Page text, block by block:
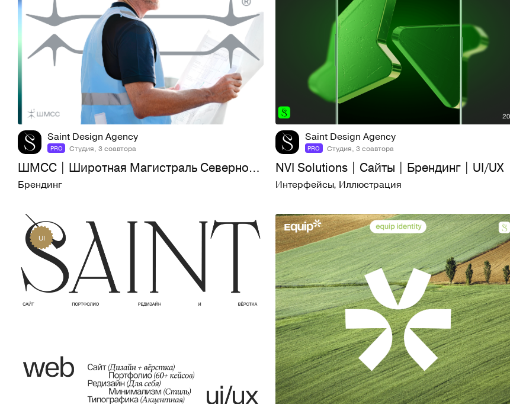
85
Saint Design Agency
PRO Студия, 3 соавтора
ШМСС | Широтная Магистраль Северной Столицы | Айдентика
Брендинг
27
Saint Design Agency
PRO Студия, 3 соавтора
NVI Solutions | Сайты | Брендинг | UI/UX
Интерфейсы, Иллюстрация
UI
99 2K 37 704